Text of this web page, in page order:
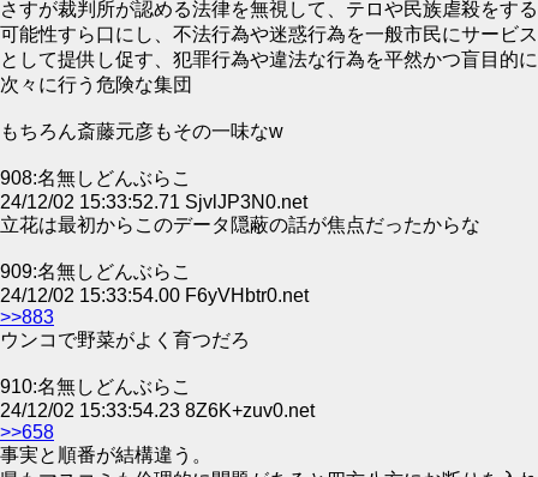
さすが裁判所が認める法律を無視して、テロや民族虐殺をする
可能性すら口にし、不法行為や迷惑行為を一般市民にサービス
として提供し促す、犯罪行為や違法な行為を平然かつ盲目的に
次々に行う危険な集団
もちろん斎藤元彦もその一味なw
908:名無しどんぶらこ
24/12/02 15:33:52.71 SjvlJP3N0.net
立花は最初からこのデータ隠蔽の話が焦点だったからな
909:名無しどんぶらこ
24/12/02 15:33:54.00 F6yVHbtr0.net
>>883
ウンコで野菜がよく育つだろ
910:名無しどんぶらこ
24/12/02 15:33:54.23 8Z6K+zuv0.net
>>658
事実と順番が結構違う。